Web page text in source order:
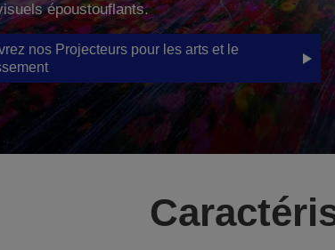
époustouflants.
nos Projecteurs pour les arts et le